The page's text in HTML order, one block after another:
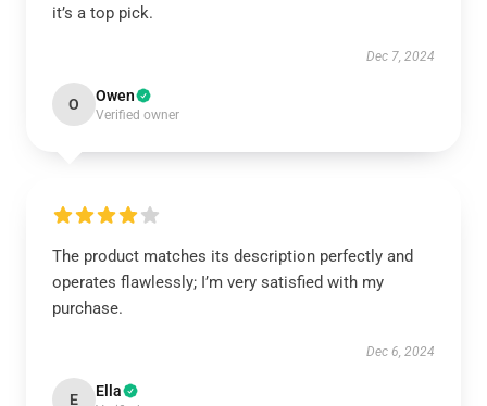
it’s a top pick.
Dec 7, 2024
O Owen
Verified owner
The product matches its description perfectly and
operates flawlessly; I’m very satisfied with my
purchase.
Dec 6, 2024
E Ella